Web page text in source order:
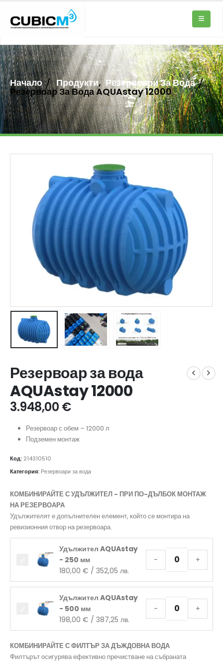
Начало Продукти, Резервоари За Вода
Резервоар За Вода AQUAstay 12000
Резервоар за вода
AQUAstay 12000
3.948,00 €
Резервоар с обем – 12000 л
Подземен монтаж
Код: 214310510
Категория: Резервоари за вода
КОМБИНИРАЙТЕ С УДЪЛЖИТЕЛ - ПРИ ПО-ДЪЛБОК МОНТАЖ
НА РЕЗЕРВОАРА
Удължителят е допълнителен елемент, който се монтира на
ревизионния отвор на резервоара.
Удължител AQUAstay
- 250 мм
180,00 € / 352,05 лв.
- +
Удължител AQUAstay
- 500 мм
198,00 € / 387,25 лв.
- +
КОМБИНИРАЙТЕ С ФИЛТЪР ЗА ДЪЖДОВНА ВОДА
Филтърът осигурява ефективно пречистване на събраната